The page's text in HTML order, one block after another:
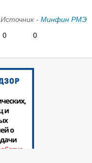
Источник - Минфин РМЭ
0
0